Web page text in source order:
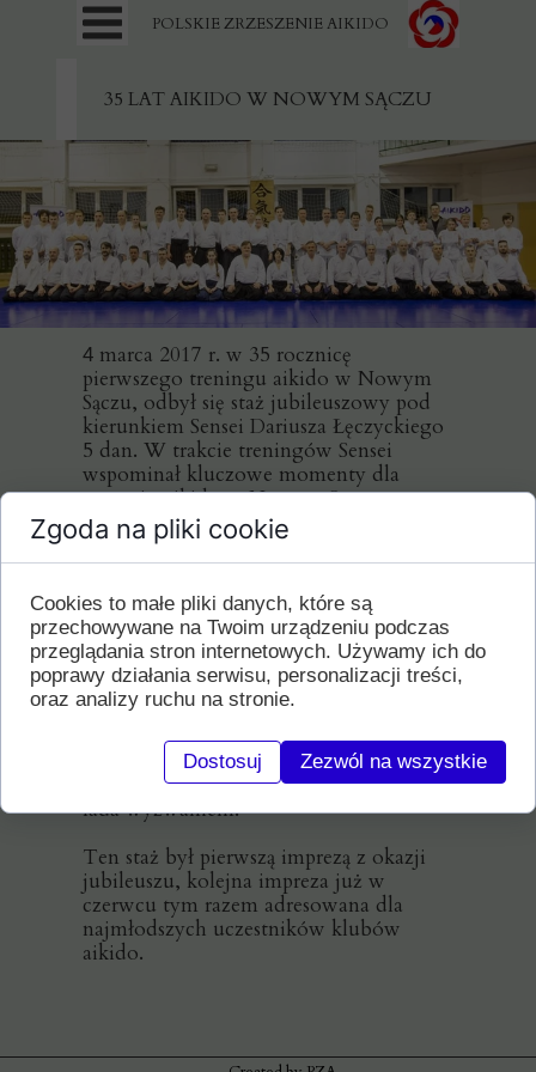
4 marca 2017 r. w 35 rocznicę
pierwszego treningu aikido w Nowym
Sączu, odbył się staż jubileuszowy pod
kierunkiem Sensei Dariusza Łęczyckiego
5 dan. W trakcie treningów Sensei
wspominał kluczowe momenty dla
rozwoju aikido w Nowym Sączu oraz
osoby dzięki którym aikido przetrwało i
nadal może się rozwijać, min.: Marian
Górka - założyciel aikido w N Sączu,
Czesław Poczykowski, Wiesław
Paszewski, Antoni Chełkowski, Wiesław
Popardowski, Dariusz Lis, Czesław
Kornalewicz, Stanisław Krzyk, Benedykt
Tuszyński, Matthew Holland, Iuo
Iwamoto.
W stażu uczestniczyli zarówno
mistrzowie jak i osoby początkujące, dla
których treningi z Yudansha były nie
lada wyzwaniem.
Ten staż był pierwszą imprezą z okazji
jubileuszu, kolejna impreza już w
czerwcu tym razem adresowana dla
najmłodszych uczestników klubów
aikido.
35 LAT AIKIDO W NOWYM SĄCZU
POLSKIE ZRZESZENIE AIKIDO
Zgoda na pliki cookie
Cookies to małe pliki danych, które są
przechowywane na Twoim urządzeniu podczas
przeglądania stron internetowych. Używamy ich do
poprawy działania serwisu, personalizacji treści,
oraz analizy ruchu na stronie.
Dostosuj Zezwól na wszystkie